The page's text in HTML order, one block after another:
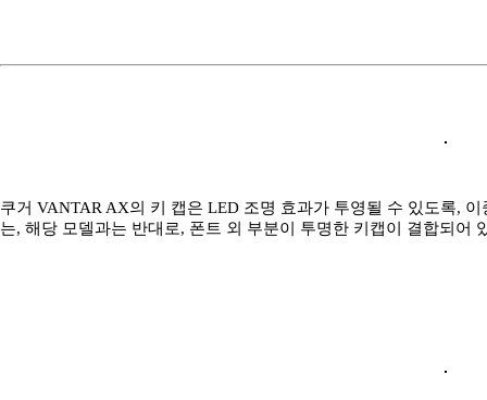
쿠거 VANTAR AX의 키 캡은 LED 조명 효과가 투영될 수 있도록,
는, 해당 모델과는 반대로, 폰트 외 부분이 투명한 키캡이 결합되어